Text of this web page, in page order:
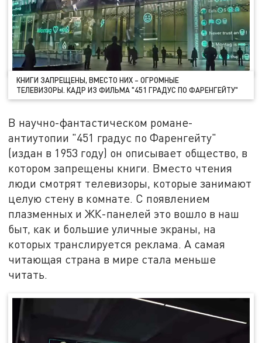
КНИГИ ЗАПРЕЩЕНЫ, ВМЕСТО НИХ – ОГРОМНЫЕ
ТЕЛЕВИЗОРЫ. КАДР ИЗ ФИЛЬМА "451 ГРАДУС ПО ФАРЕНГЕЙТУ"
В научно-фантастическом романе-
антиутопии "451 градус по Фаренгейту"
(издан в 1953 году) он описывает общество, в
котором запрещены книги. Вместо чтения
люди смотрят телевизоры, которые занимают
целую стену в комнате. С появлением
плазменных и ЖК-панелей это вошло в наш
быт, как и большие уличные экраны, на
которых транслируется реклама. А самая
читающая страна в мире стала меньше
читать.